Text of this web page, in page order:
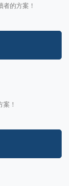
的方案！
！